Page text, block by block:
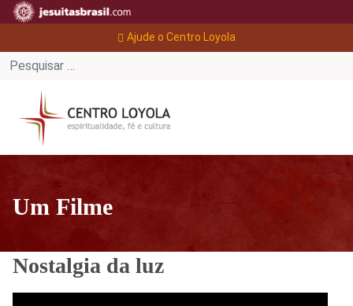
Ajude o Centro Loyola
Um Filme
Nostalgia da luz